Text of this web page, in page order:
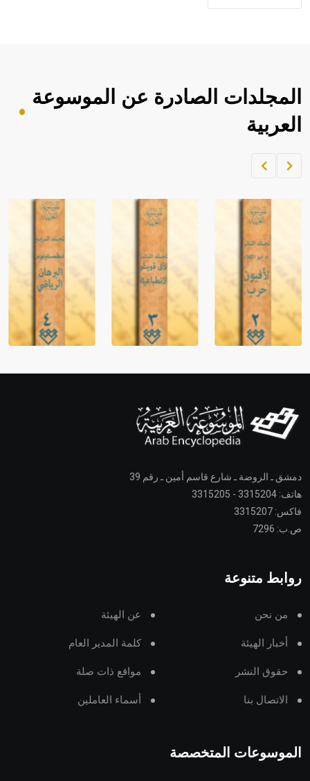
المجلدات الصادرة عن الموسوعة
العربية
دمشق ـ الروضة ـ شارع قاسم أمين ـ رقم 39
هاتف: 3315204 - 3315205
فاكس: 3315207
ص.ب: 7296
روابط متنوعة
من نحن عن الهيئة
أخبار الهيئة كلمة المدير العام
حقوق النشر مواقع ذات صلة
الاتصال بنا أسماء العاملين
الموسوعات المتخصصة